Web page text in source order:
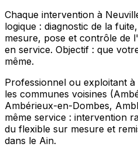
Chaque intervention à
logique : diagnostic de la
mesure, pose et contrôle de
en service. Objectif : que
même.
Professionnel ou exploitant
les communes voisines
Ambérieux-en-Dombes,
même service : intervention
du flexible sur mesure et
dans le Ain.